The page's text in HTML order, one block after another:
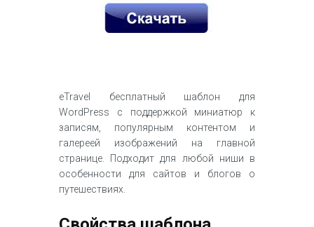
eTravel бесплатный шаблон для
WordPress с поддержкой миниатюр к
записям, популярным контентом и
галереей изображений на главной
странице. Подходит для любой ниши в
особенности для сайтов и блогов о
путешествиях.